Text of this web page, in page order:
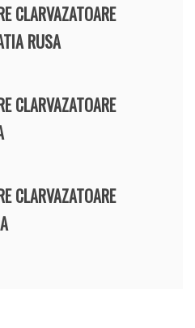
CLARVAZATOARE
RUSA
CLARVAZATOARE
CLARVAZATOARE